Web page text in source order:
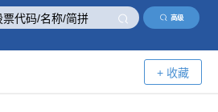
高级
+ 收藏